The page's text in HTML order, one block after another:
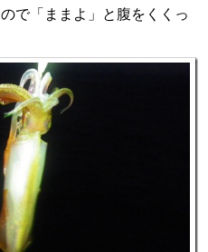
で「ままよ」と腹をくくっ